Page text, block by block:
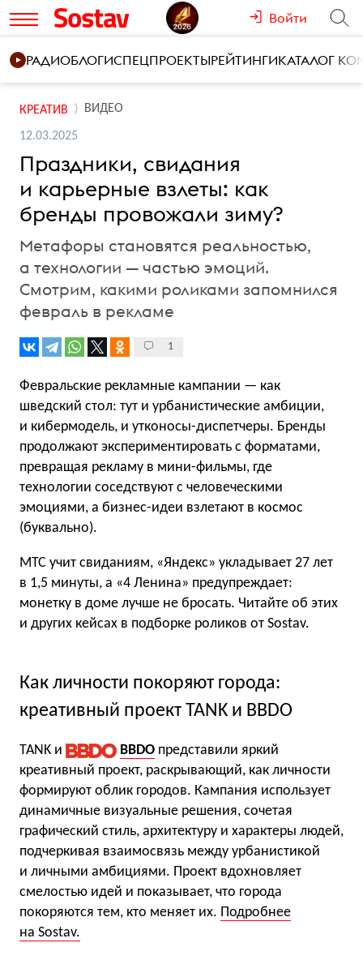
Войти
РАДИОБЛОГИСПЕЦПРОЕКТЫРЕЙТИНГИКАТАЛОГ
КРЕАТИВ ВИДЕО
12.03.2025
Праздники, свидания
и карьерные взлеты: как
бренды провожали зиму?
Метафоры становятся реальностью,
а технологии — частью эмоций.
Смотрим, какими роликами запомнился
февраль в рекламе
1
Февральские рекламные кампании — как
шведский стол: тут и урбанистические амбиции,
и кибермодель, и утконосы-диспетчеры. Бренды
продолжают экспериментировать с форматами,
превращая рекламу в мини-фильмы, где
технологии соседствуют с человеческими
эмоциями, а бизнес-идеи взлетают в космос
(буквально).
МТС учит свиданиям, «Яндекс» укладывает 27 лет
в 1,5 минуты, а «4 Ленина» предупреждает:
монетку в доме лучше не бросать. Читайте об этих
и других кейсах в подборке роликов от Sostav.
Как личности покоряют города:
креативный проект TANK и BBDO
TANK и BBDO представили яркий
креативный проект, раскрывающий, как личности
формируют облик городов. Кампания использует
динамичные визуальные решения, сочетая
графический стиль, архитектуру и характеры людей,
подчеркивая взаимосвязь между урбанистикой
и личными амбициями. Проект вдохновляет
смелостью идей и показывает, что города
покоряются тем, кто меняет их. Подробнее
на Sostav.